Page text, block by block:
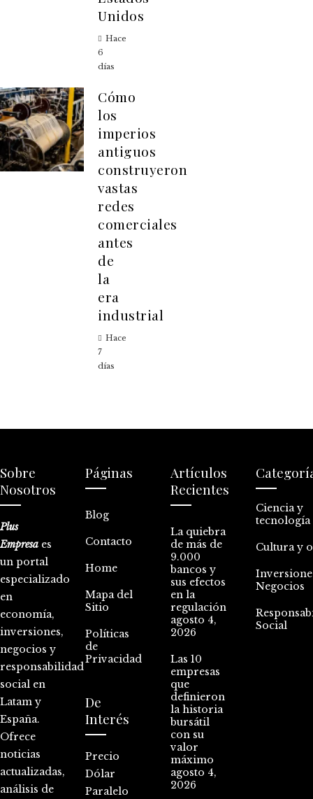
Unidos
Hace
6
días
Cómo
los
imperios
antiguos
construyeron
vastas
redes
comerciales
antes
de
la
era
industrial
Hace
7
días
Sobre
Nosotros
Plus
Empresa es
un portal
especializado
en
economía,
inversiones,
negocios y
responsabilidad
social en
Latam y
España.
Ofrece
noticias
actualizadas,
análisis de
Páginas
Blog
Contacto
Home
Mapa del
Sitio
Políticas
de
Privacidad
De
Interés
Precio
Dólar
Paralelo
Artículos
Recientes
La quiebra
de más de
9.000
bancos y
sus efectos
en la
regulación
agosto 4,
2026
Las 10
empresas
que
definieron
la historia
bursátil
con su
valor
máximo
agosto 4,
2026
Ciencia y
tecnología
Cultura y
Negocios
Social